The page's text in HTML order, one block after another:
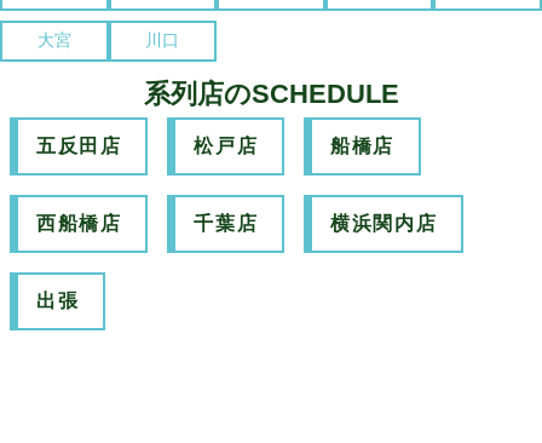
大宮 川口
系列店のSCHEDULE
五反田店 松戸店 船橋店
西船橋店 千葉店 横浜関内店
出張